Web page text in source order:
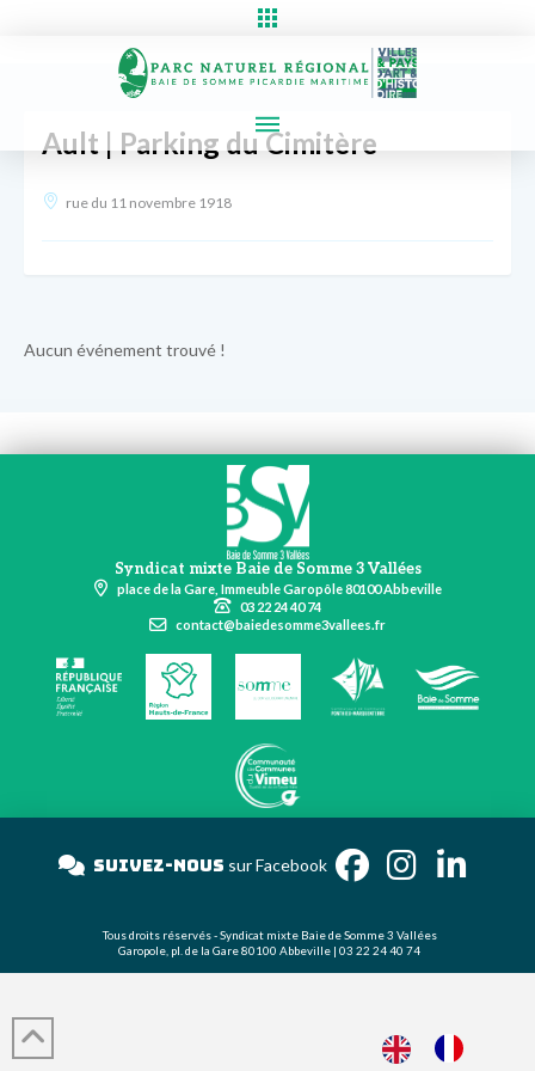
Ault | Parking du Cimitère
rue du 11 novembre 1918
Aucun événement trouvé !
Syndicat mixte Baie de Somme 3 Vallées
place de la Gare, Immeuble Garopôle 80100 Abbeville
03 22 24 40 74
contact@baiedesomme3vallees.fr
Suivez-nous sur Facebook
Tous droits réservés - Syndicat mixte Baie de Somme 3 Vallées
Garopole, pl. de la Gare 80100 Abbeville | 03 22 24 40 74